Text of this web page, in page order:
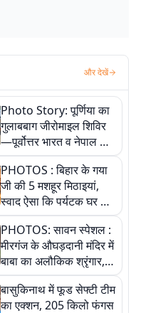
और देखें
Photo Story: पूर्णिया का
गुलाबबाग जीरोमाइल शिविर
—पूर्वोत्तर भारत व नेपाल के
कांवरियों का प्रमुख सेवा धाम
PHOTOS : बिहार के गया
जी की 5 मशहूर मिठाइयां,
स्वाद ऐसा कि पर्यटक घर ले
जाना नहीं भूलते, तस्वीरों में
देखें
PHOTOS: सावन स्पेशल :
मीरगंज के औघड़दानी मंदिर में
बाबा का अलौकिक श्रृंगार,
तस्वीरों में देखें महादेव के कई
मनमोहक स्वरूप
बासुकिनाथ में फूड सेफ्टी टीम
का एक्शन, 205 किलो फंगस